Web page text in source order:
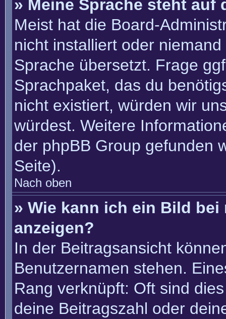
» Meine Sprache steht
Meist hat die Board-
nicht installiert oder
Sprache übersetzt. Frage
Sprachpaket, das du
nicht existiert, würden wir
würdest. Weitere
der phpBB Group gefunden
Seite).
Nach oben
» Wie kann ich ein Bild bei
anzeigen?
In der Beitragsansicht
Benutzernamen stehen.
Rang verknüpft: Oft sind
deine Beitragszahl oder